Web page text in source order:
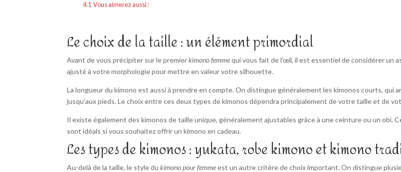
4.1 Vous aimerez aussi :
Le choix de la taille : un élément primordial
Avant de vous précipiter sur le premierkimono femmequi vous fait de l’œil, il est essentiel de considérer un
ajusté à votre morphologie pour mettre en valeur votre silhouette.
La longueur du kimono est aussi à prendre en compte. On distingue généralement les kimonos courts, qui
jusqu’aux pieds. Le choix entre ces deux types de kimonos dépendra principalement de votre taille et de
Il existe également des kimonos de taille unique, généralement ajustables grâce à une ceinture ou un obi.
sont idéals si vous souhaitez offrir un kimono en cadeau.
Les types de kimonos : yukata, robe kimono et kimono
Au-delà de la taille, le style dukimono pour femmeest un autre critère de choix important. On distingue